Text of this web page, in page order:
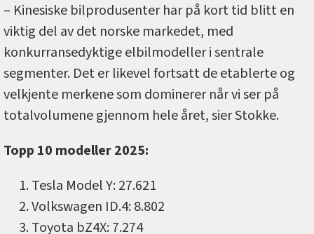
– Kinesiske bilprodusenter har på kort tid blitt en
viktig del av det norske markedet, med
konkurransedyktige elbilmodeller i sentrale
segmenter. Det er likevel fortsatt de etablerte og
velkjente merkene som dominerer når vi ser på
totalvolumene gjennom hele året, sier Stokke.
Topp 10 modeller 2025:
Tesla Model Y: 27.621
Volkswagen ID.4: 8.802
Toyota bZ4X: 7.274